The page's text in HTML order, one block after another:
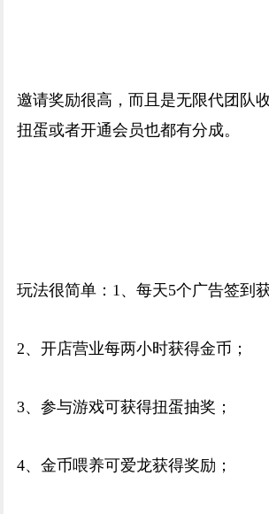
邀请奖励很高，而且是无限代团队
扭蛋或者开通会员也都有分成。
玩法很简单：1、每天5个广告签到
2、开店营业每两小时获得金币；
3、参与游戏可获得扭蛋抽奖；
4、金币喂养可爱龙获得奖励；